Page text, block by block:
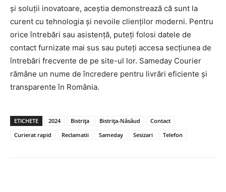
și soluții inovatoare, aceștia demonstrează că sunt la
curent cu tehnologia și nevoile clienților moderni. Pentru
orice întrebări sau asistență, puteți folosi datele de
contact furnizate mai sus sau puteți accesa secțiunea de
întrebări frecvente de pe site-ul lor. Sameday Courier
rămâne un nume de încredere pentru livrări eficiente și
transparente în România.
ETICHETE 2024 Bistrița Bistrița-Năsăud
Contact
Curierat rapid
Reclamatii Sameday Sesizari Telefon